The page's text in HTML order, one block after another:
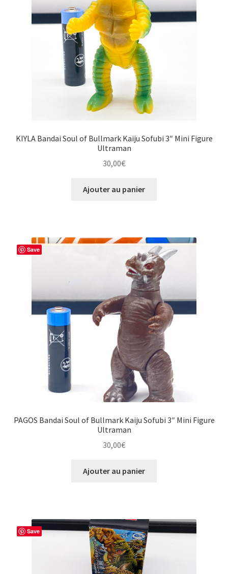
KIYLA Bandai Soul of Bullmark Kaiju Sofubi 3″ Mini Figure
Ultraman
30,00€
Ajouter au panier
Save
PAGOS Bandai Soul of Bullmark Kaiju Sofubi 3″ Mini Figure
Ultraman
30,00€
Ajouter au panier
Save